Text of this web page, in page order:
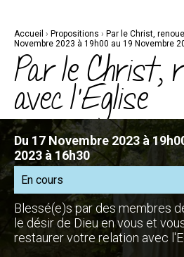
navigation
Accueil › Propositions › Par le Christ,
Novembre 2023 à 19h00 au 19 Novembre
Par le Christ,
avec l'Eglise
Du 17 Novembre 2023 à
2023 à 16h30
En cours
Blessé(e)s par des membres
le désir de Dieu en vous et
restaurer votre relation avec